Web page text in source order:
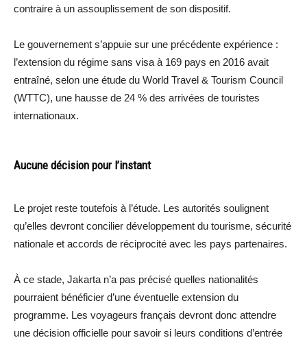
contraire à un assouplissement de son dispositif.
Le gouvernement s’appuie sur une précédente expérience :
l’extension du régime sans visa à 169 pays en 2016 avait
entraîné, selon une étude du World Travel & Tourism Council
(WTTC), une hausse de 24 % des arrivées de touristes
internationaux.
Aucune décision pour l’instant
Le projet reste toutefois à l’étude. Les autorités soulignent
qu’elles devront concilier développement du tourisme, sécurité
nationale et accords de réciprocité avec les pays partenaires.
À ce stade, Jakarta n’a pas précisé quelles nationalités
pourraient bénéficier d’une éventuelle extension du
programme. Les voyageurs français devront donc attendre
une décision officielle pour savoir si leurs conditions d’entrée